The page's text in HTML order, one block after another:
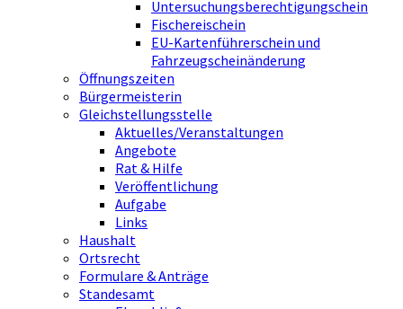
Untersuchungsberechtigungschein
Fischereischein
EU-Kartenführerschein und
Fahrzeugscheinänderung
Öffnungszeiten
Bürgermeisterin
Gleichstellungsstelle
Aktuelles/Veranstaltungen
Angebote
Rat & Hilfe
Veröffentlichung
Aufgabe
Links
Haushalt
Ortsrecht
Formulare & Anträge
Standesamt